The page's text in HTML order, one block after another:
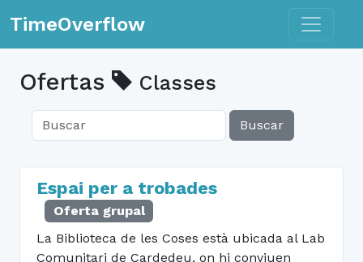
TimeOverflow Toggle
Ofertas Classes
Buscar
Espai per a trobades
Oferta grupal
La Biblioteca de les Coses està ubicada al Lab
Comunitari de Cardedeu, on hi conviuen